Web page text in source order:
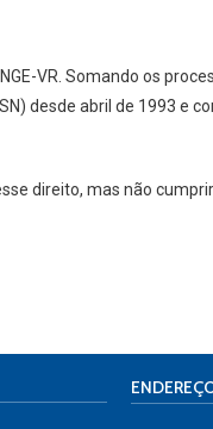
VR. Somando os
desde abril de 1993 e
direito, mas não